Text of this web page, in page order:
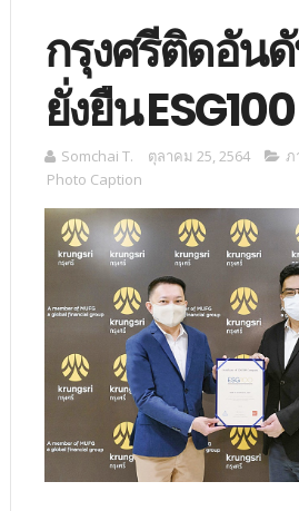
กรุงศรีติดอัน
ยั่งยืน
Somchai T. ตุลาคม 25, 2564 ภ
Photo Caption